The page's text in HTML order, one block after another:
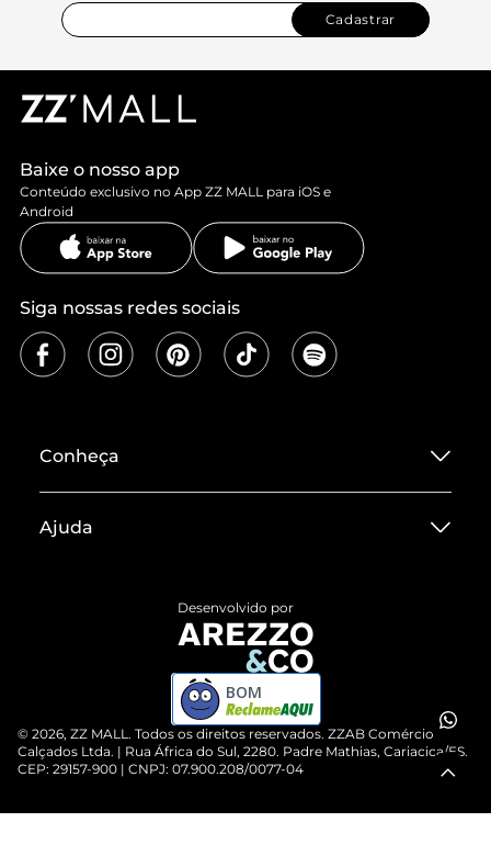
Cadastrar
Baixe o nosso app
Conteúdo exclusivo no App ZZ MALL para iOS e
Android
Siga nossas redes sociais
Conheça
Termos de Uso
Cartão Presente
Ajuda
Compre pelo WhatsApp
© 2026, ZZ MALL. Todos os direitos reservados. ZZAB Comércio de
Calçados Ltda. | Rua África do Sul, 2280. Padre Mathias, Cariacica/ES.
CEP: 29157-900 | CNPJ: 07.900.208/0077-04
Desenvolvido por
BOM